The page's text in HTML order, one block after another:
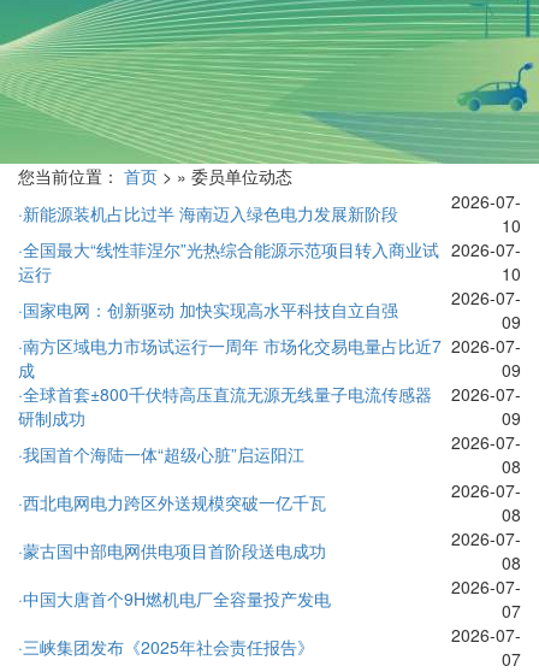
您当前位置： 首页 > » 委员单位动态
·新能源装机占比过半 海南迈入绿色电力发展新阶段
2026-07-
10
·全国最大“线性菲涅尔”光热综合能源示范项目转入商业试
运行
2026-07-
10
·国家电网：创新驱动 加快实现高水平科技自立自强
2026-07-
09
·南方区域电力市场试运行一周年 市场化交易电量占比近7
成
2026-07-
09
·全球首套±800千伏特高压直流无源无线量子电流传感器
研制成功
2026-07-
09
·我国首个海陆一体“超级心脏”启运阳江
2026-07-
08
·西北电网电力跨区外送规模突破一亿千瓦
2026-07-
08
·蒙古国中部电网供电项目首阶段送电成功
2026-07-
08
·中国大唐首个9H燃机电厂全容量投产发电
2026-07-
07
·三峡集团发布《2025年社会责任报告》
2026-07-
07